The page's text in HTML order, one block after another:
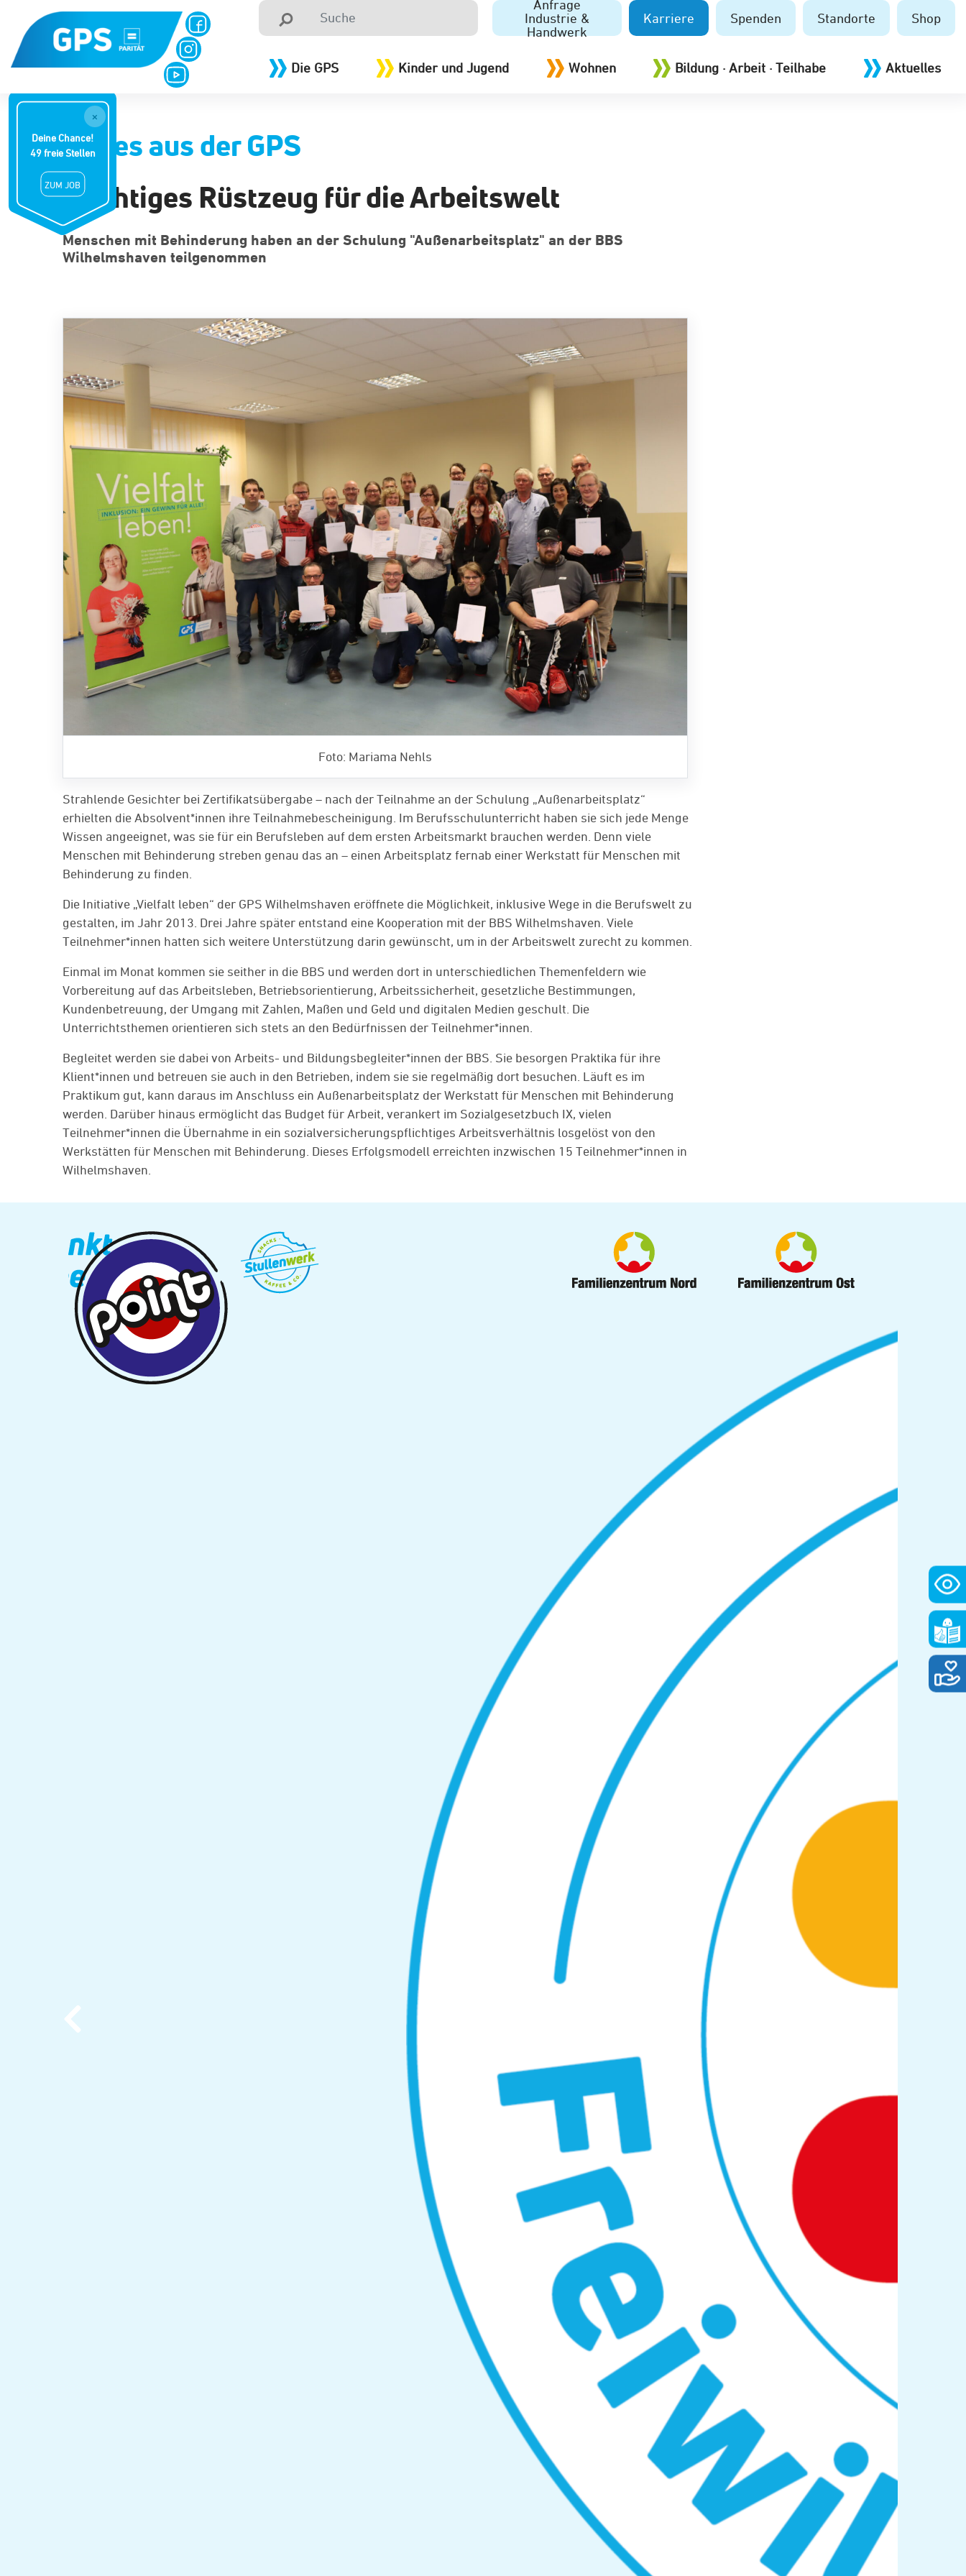
Anfrage
Industrie &
Handwerk
Karriere Spenden Standorte Shop
Die GPS Kinder und Jugend Wohnen Bildung · Arbeit · Teilhabe Aktuelles
×
Deine Chance!
49 freie Stellen
ZUM JOB
Neues aus der GPS
Wichtiges Rüstzeug für die Arbeitswelt
Menschen mit Behinderung haben an der Schulung "Außenarbeitsplatz" an der BBS
Wilhelmshaven teilgenommen
Foto: Mariama Nehls
Strahlende Gesichter bei Zertifikatsübergabe – nach der Teilnahme an der Schulung „Außenarbeitsplatz“
erhielten die Absolvent*innen ihre Teilnahmebescheinigung. Im Berufsschulunterricht haben sie sich jede Menge
Wissen angeeignet, was sie für ein Berufsleben auf dem ersten Arbeitsmarkt brauchen werden. Denn viele
Menschen mit Behinderung streben genau das an – einen Arbeitsplatz fernab einer Werkstatt für Menschen mit
Behinderung zu finden.
Die Initiative „Vielfalt leben“ der GPS Wilhelmshaven eröffnete die Möglichkeit, inklusive Wege in die Berufswelt zu
gestalten, im Jahr 2013. Drei Jahre später entstand eine Kooperation mit der BBS Wilhelmshaven. Viele
Teilnehmer*innen hatten sich weitere Unterstützung darin gewünscht, um in der Arbeitswelt zurecht zu kommen.
Einmal im Monat kommen sie seither in die BBS und werden dort in unterschiedlichen Themenfeldern wie
Vorbereitung auf das Arbeitsleben, Betriebsorientierung, Arbeitssicherheit, gesetzliche Bestimmungen,
Kundenbetreuung, der Umgang mit Zahlen, Maßen und Geld und digitalen Medien geschult. Die
Unterrichtsthemen orientieren sich stets an den Bedürfnissen der Teilnehmer*innen.
Begleitet werden sie dabei von Arbeits- und Bildungsbegleiter*innen der BBS. Sie besorgen Praktika für ihre
Klient*innen und betreuen sie auch in den Betrieben, indem sie sie regelmäßig dort besuchen. Läuft es im
Praktikum gut, kann daraus im Anschluss ein Außenarbeitsplatz der Werkstatt für Menschen mit Behinderung
werden. Darüber hinaus ermöglicht das Budget für Arbeit, verankert im Sozialgesetzbuch IX, vielen
Teilnehmer*innen die Übernahme in ein sozialversicherungspflichtiges Arbeitsverhältnis losgelöst von den
Werkstätten für Menschen mit Behinderung. Dieses Erfolgsmodell erreichten inzwischen 15 Teilnehmer*innen in
Wilhelmshaven.